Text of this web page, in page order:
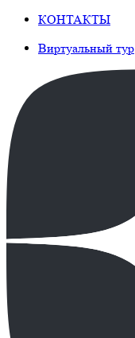
КОНТАКТЫ
Виртуальный тур